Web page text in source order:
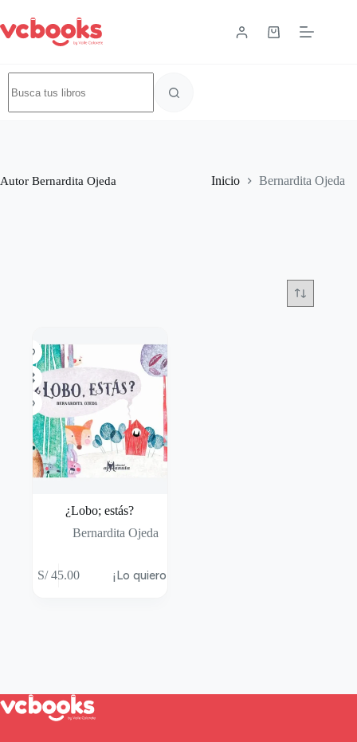
Autor Bernardita Ojeda Inicio Bernardita Ojeda
¿Lobo; estás?
Bernardita Ojeda
S/45.00 ¡Lo quiero!